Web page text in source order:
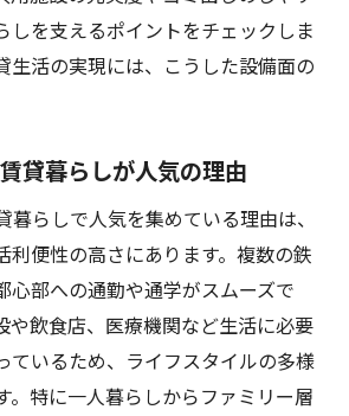
しを支えるポイントをチェックしま
生活の実現には、こうした設備面の
貸暮らしが人気の理由
暮らしで人気を集めている理由は、
利便性の高さにあります。複数の鉄
心部への通勤や通学がスムーズで
や飲食店、医療機関など生活に必要
ているため、ライフスタイルの多様
。特に一人暮らしからファミリー層